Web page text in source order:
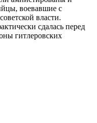
воевавшие с
власти.
сдалась перед
гитлеровских